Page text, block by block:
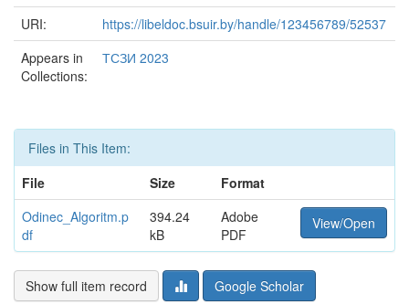
URI:
https://libeldoc.bsuir.by/handle/123456789/52537
Appears in
Collections:
ТСЗИ 2023
Files in This Item:
File
Size
Format
Odinec_Algoritm.p
df
394.24
kB
Adobe
PDF
View/Open
Show full item record Google Scholar